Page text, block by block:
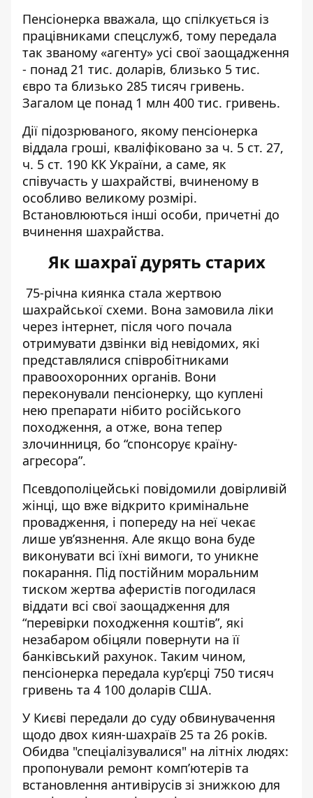
Пенсіонерка вважала, що спілкується із
працівниками спецслужб, тому передала
так званому «агенту» усі свої заощадження
- понад 21 тис. доларів, близько 5 тис.
євро та близько 285 тисяч гривень.
Загалом це понад 1 млн 400 тис. гривень.
Дії підозрюваного, якому пенсіонерка
віддала гроші, кваліфіковано за ч. 5 ст. 27,
ч. 5 ст. 190 КК України, а саме, як
співучасть у шахрайстві, вчиненому в
особливо великому розмірі.
Встановлюються інші особи, причетні до
вчинення шахрайства.
Як шахраї дурять старих
75-річна киянка стала жертвою
шахрайської схеми. Вона замовила ліки
через інтернет, після чого почала
отримувати дзвінки від невідомих, які
представлялися співробітниками
правоохоронних органів. Вони
переконували пенсіонерку, що куплені
нею препарати нібито російського
походження, а отже, вона тепер
злочинниця, бо “спонсорує країну-
агресора”.
Псевдополіцейські повідомили довірливій
жінці, що вже відкрито кримінальне
провадження, і попереду на неї чекає
лише ув’язнення. Але якщо вона буде
виконувати всі їхні вимоги, то уникне
покарання. Під постійним моральним
тиском жертва аферистів погодилася
віддати всі свої заощадження для
“перевірки походження коштів”, які
незабаром обіцяли повернути на її
банківський рахунок. Таким чином,
пенсіонерка передала кур’єрці 750 тисяч
гривень та 4 100 доларів США.
У Києві передали до суду обвинувачення
щодо двох киян-шахраїв 25 та 26 років.
Обидва "спеціалізувалися" на літніх людях:
пропонували ремонт комп’ютерів та
встановлення антивірусів зі знижкою для